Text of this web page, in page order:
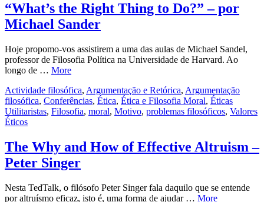
“What’s the Right Thing to Do?” – por
Michael Sander
Hoje propomo-vos assistirem a uma das aulas de Michael Sandel,
professor de Filosofia Política na Universidade de Harvard. Ao
longo de … More
Actividade filosófica, Argumentação e Retórica, Argumentação
filosófica, Conferências, Ética, Ética e Filosofia Moral, Éticas
Utilitaristas, Filosofia, moral, Motivo, problemas filosóficos, Valores
Éticos
The Why and How of Effective Altruism –
Peter Singer
Nesta TedTalk, o filósofo Peter Singer fala daquilo que se entende
por altruísmo eficaz, isto é, uma forma de ajudar … More